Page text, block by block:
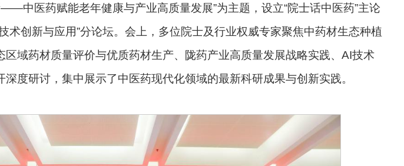
中医药赋能老年健康与产业高质量发展”为主题，设立“院士话中医药”主论
术创新与应用”分论坛。会上，多位院士及行业权威专家聚焦中药材生态种植
域药材质量评价与优质药材生产、陇药产业高质量发展战略实践、AI技术
度研讨，集中展示了中医药现代化领域的最新科研成果与创新实践。